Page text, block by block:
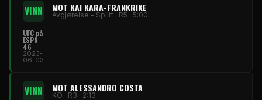
VINN MOT KAI KARA-FRANKRIKE
Avgjørelse - Splitt · R5 · 5:00
UFC på
ESPN
46
2023-
06-03
VINN MOT ALESSANDRO COSTA
KO · R3 · 2:13